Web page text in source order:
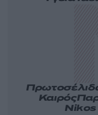
Καιρός